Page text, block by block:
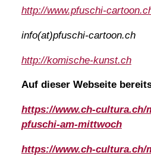
http://www.pfuschi-
info(at)pfuschi-
http://komische-kunst.ch
Auf dieser Webseite
https://www.ch-cultura.ch/
pfuschi-am-mittwoch
https://www.ch-cultura.ch/